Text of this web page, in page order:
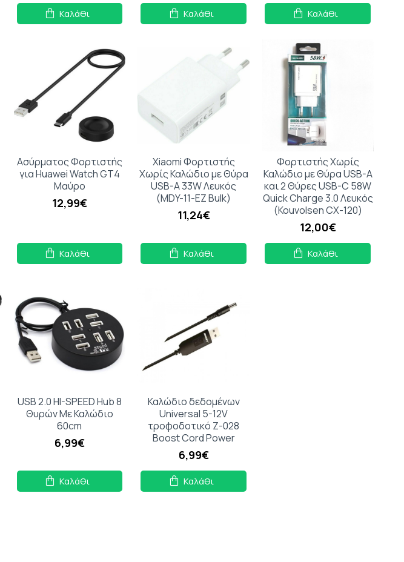
Καλάθι Καλάθι Καλάθι
Ασύρματος Φορτιστής
για Huawei Watch GT4
Μαύρο
12,99€
Καλάθι
Xiaomi Φορτιστής
Χωρίς Καλώδιο με Θύρα
USB-A 33W Λευκός
(MDY-11-EZ Bulk)
11,24€
Καλάθι
Φορτιστής Χωρίς
Καλώδιο με Θύρα USB-A
και 2 Θύρες USB-C 58W
Quick Charge 3.0 Λευκός
(Kouvolsen CX-120)
12,00€
Καλάθι
USB 2.0 HI-SPEED Hub 8
Θυρών Με Καλώδιο
60cm
6,99€
Καλάθι
Καλώδιο δεδομένων
Universal 5-12V
τροφοδοτικό Z-028
Boost Cord Power
6,99€
Καλάθι